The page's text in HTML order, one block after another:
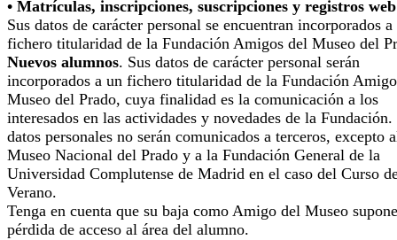
• Matrículas, inscripciones, suscripciones y registros web
Sus datos de carácter personal se encuentran incorporados a
fichero titularidad de la Fundación Amigos del Museo del
Nuevos alumnos. Sus datos de carácter personal serán
incorporados a un fichero titularidad de la Fundación
Museo del Prado, cuya finalidad es la comunicación a los
interesados en las actividades y novedades de la Fundación.
datos personales no serán comunicados a terceros, excepto
Museo Nacional del Prado y a la Fundación General de la
Universidad Complutense de Madrid en el caso del Curso
Verano.
Tenga en cuenta que su baja como Amigo del Museo
pérdida de acceso al área del alumno.